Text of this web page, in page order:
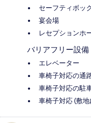
セーフティボッ
宴会場
レセプションホ
バリアフリー設備
エレベーター
車椅子対応の通
車椅子対応の駐
車椅子対応 (敷地